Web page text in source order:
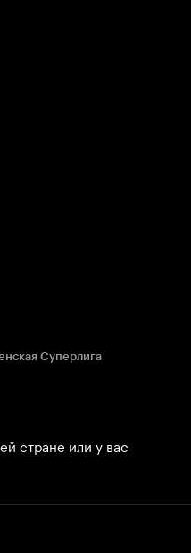
Суперлига
стране или у вас